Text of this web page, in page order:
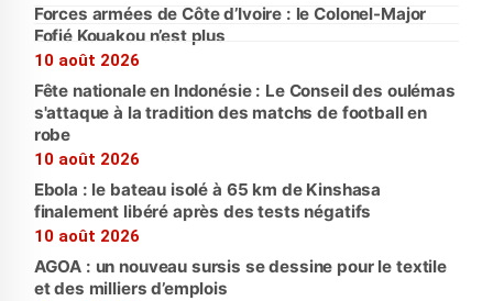
Forces armées de Côte d’Ivoire : le Colonel-Major
Fofié Kouakou n’est plus
10 août 2026
Fête nationale en Indonésie : Le Conseil des oulémas
s'attaque à la tradition des matchs de football en
robe
10 août 2026
Ebola : le bateau isolé à 65 km de Kinshasa
finalement libéré après des tests négatifs
10 août 2026
AGOA : un nouveau sursis se dessine pour le textile
et des milliers d’emplois